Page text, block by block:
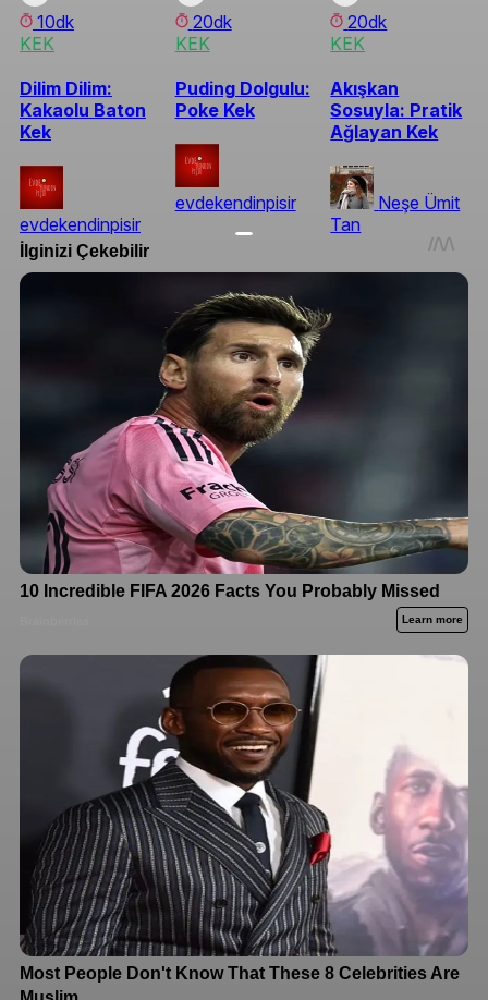
10dk
KEK
Dilim Dilim:
Kakaolu Baton
Kek
evdekendinpisir
20dk
KEK
Puding Dolgulu:
Poke Kek
evdekendinpisir
20dk
KEK
Akışkan
Sosuyla: Pratik
Ağlayan Kek
Neşe Ümit
Tan